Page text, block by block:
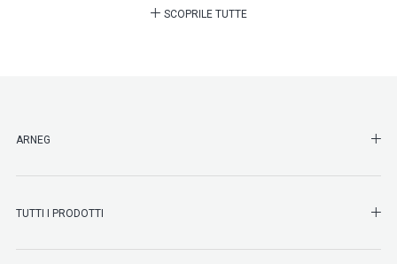
SCOPRILE TUTTE
ARNEG
TUTTI I PRODOTTI